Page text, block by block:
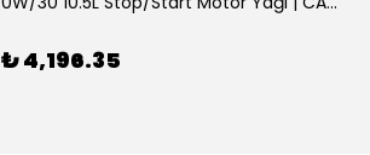
₺ 4,196.35